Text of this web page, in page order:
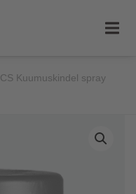
CS Kuumuskindel spray